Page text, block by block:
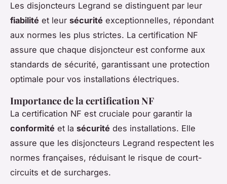
Les disjoncteurs Legrand se distinguent par leur
fiabilité et leur sécurité exceptionnelles, répondant
aux normes les plus strictes. La certification NF
assure que chaque disjoncteur est conforme aux
standards de sécurité, garantissant une protection
optimale pour vos installations électriques.
Importance de la certification NF
La certification NF est cruciale pour garantir la
conformité et la sécurité des installations. Elle
assure que les disjoncteurs Legrand respectent les
normes françaises, réduisant le risque de court-
circuits et de surcharges.